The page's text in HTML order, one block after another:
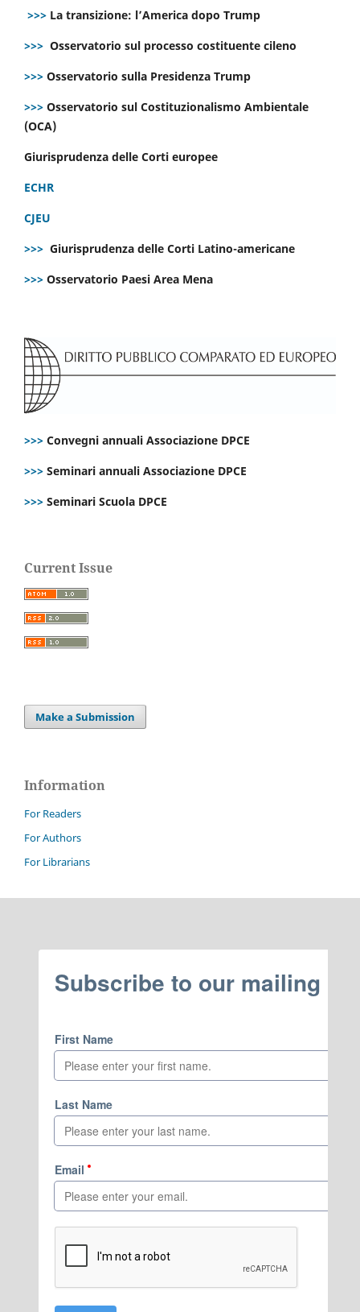
>>> La transizione: l’America dopo Trump
>>> Osservatorio sul processo costituente cileno
>>> Osservatorio sulla Presidenza Trump
>>> Osservatorio sul Costituzionalismo Ambientale
(OCA)
Giurisprudenza delle Corti europee
ECHR
CJEU
>>> Giurisprudenza delle Corti Latino-americane
>>> Osservatorio Paesi Area Mena
>>> Convegni annuali Associazione DPCE
>>> Seminari annuali Associazione DPCE
>>> Seminari Scuola DPCE
Current Issue
Make a Submission
Information
For Readers
For Authors
For Librarians